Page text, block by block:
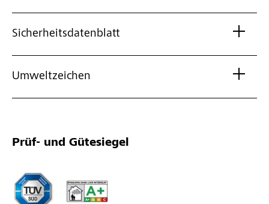
Sicherheitsdatenblatt
Umweltzeichen
Prüf- und Gütesiegel